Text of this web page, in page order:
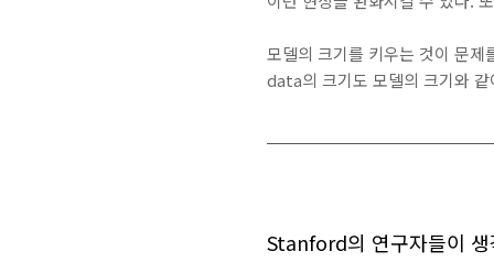
모델의 크기를 키우는 것이 문
data의 크기도 모델의 크기와
Stanford의 연구자들이